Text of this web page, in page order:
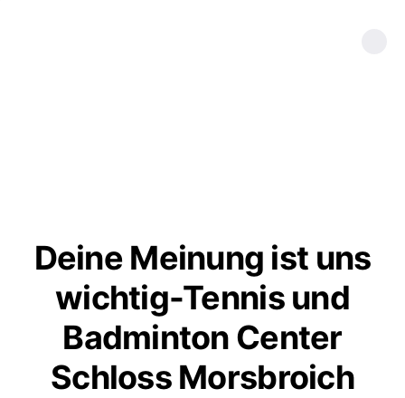
Deine Meinung ist uns
wichtig-Tennis und
Badminton Center
Schloss Morsbroich